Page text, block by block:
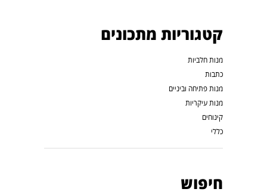
קטגוריות מתכונים
מנות חלביות
כתבות
מנות פתיחה וביניים
מנות עיקריות
קינוחים
כללי
חיפוש